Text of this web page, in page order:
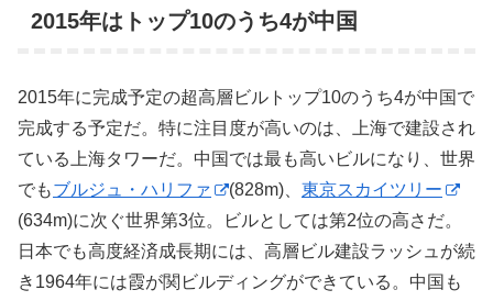
2015年はトップ10のうち4が中国
2015年に完成予定の超高層ビルトップ10のうち4が中国で
完成する予定だ。特に注目度が高いのは、上海で建設され
ている上海タワーだ。中国では最も高いビルになり、世界
でもブルジュ・ハリファ (828m)、 東京スカイツリー
(634m)に次ぐ世界第3位。ビルとしては第2位の高さだ。
日本でも高度経済成長期には、高層ビル建設ラッシュが続
き1964年には霞が関ビルディングができている。中国も